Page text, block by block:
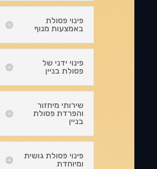
פינוי פסולת
באמצעות מנוף
פינוי ידני של
פסולת בניין
שירותי מיחזור
והפרדת פסולת
בניין
פינוי פסולת גושית
ומיוחדת